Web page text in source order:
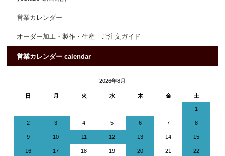
営業カレンダー
オーダー加工・製作・生産 ご注文ガイド
営業カレンダー calendar
2026年8月
日 月 火 水 木 金 土
1
2 3 4 5 6 7 8
9 10 11 12 13 14 15
16 17 18 19 20 21 22